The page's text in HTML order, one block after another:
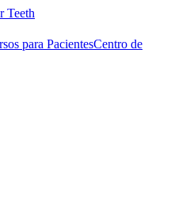
Teeth
para PacientesCentro de